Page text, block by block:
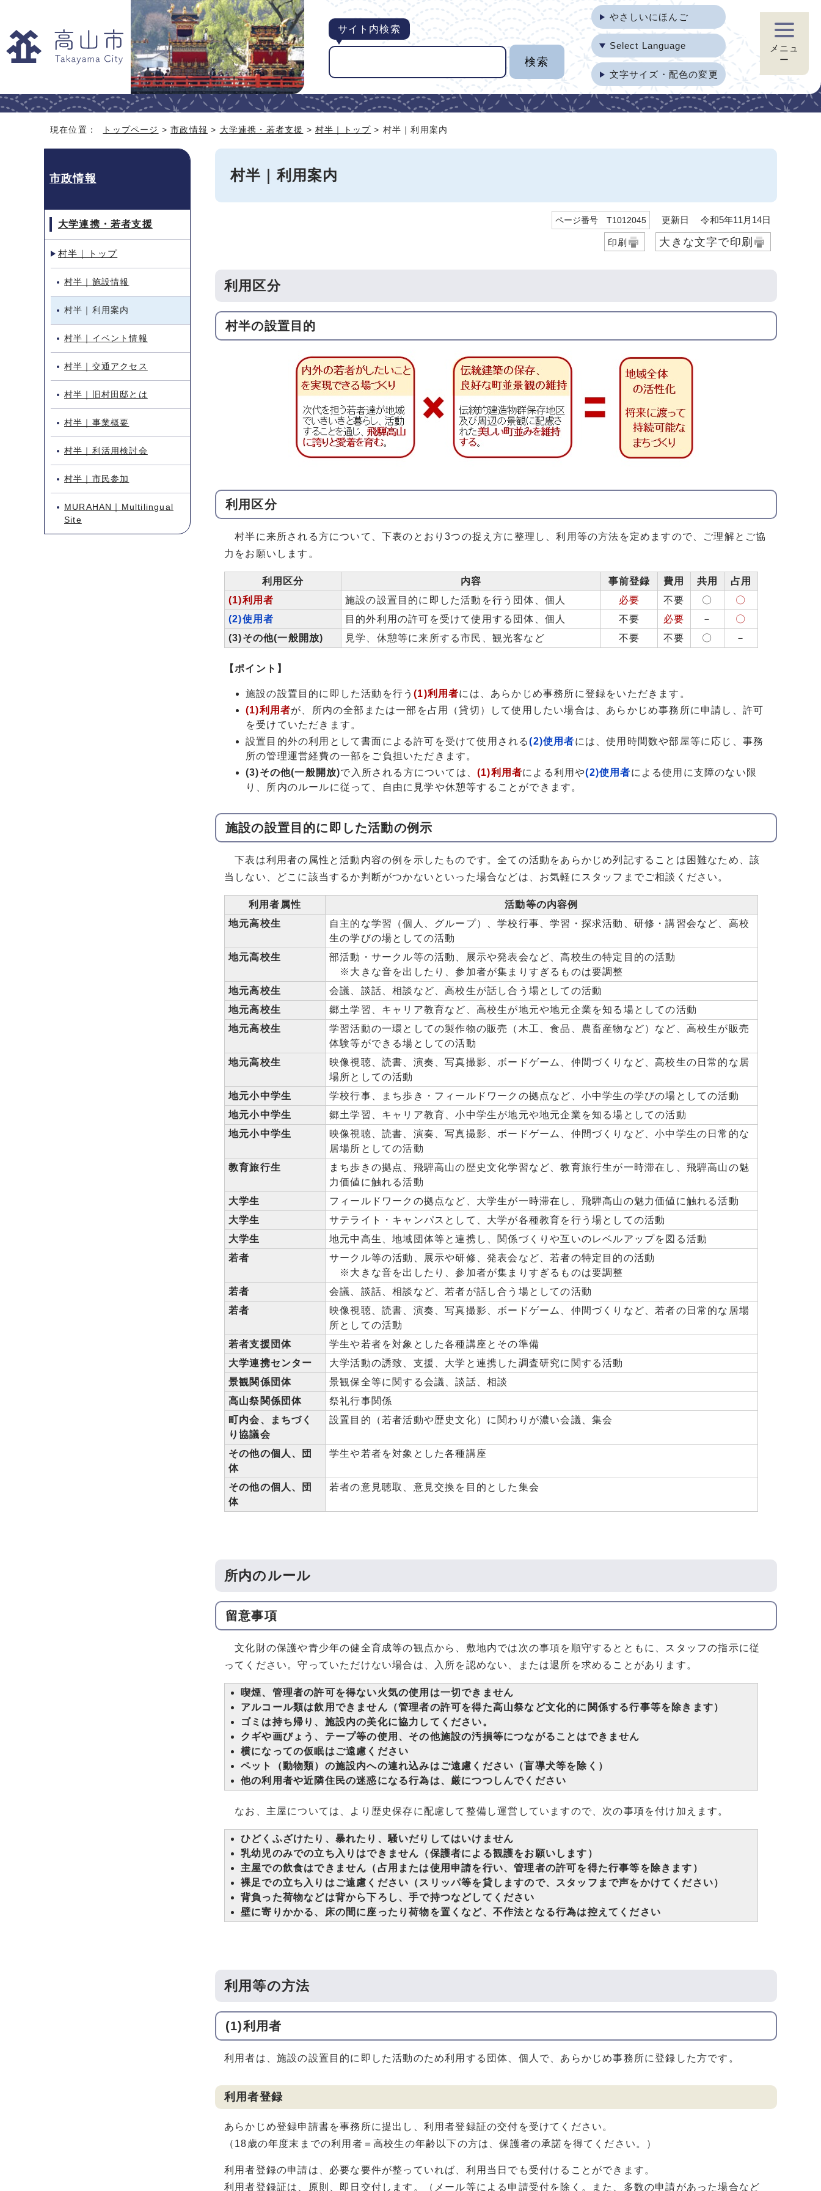
サイト内検索
やさしいにほんご
Select Language
文字サイズ・配色の変更
メニュ
ー
現在位置： トップページ >市政情報 > 大学連携・若者支援 >村半｜トップ > 村半｜利用案内
村半｜利用案内
ページ番号 T1012045 更新日 令和5年11月14日
印刷 大きな文字で印刷
利用区分
村半の設置目的
利用区分
村半に来所される方について、下表のとおり3つの捉え方に整理し、利用等の方法を定めますので、ご理解とご協
力をお願いします。
利用区分 内容 事前登録 費用 共用
占用
(1)利用者
施設の設置目的に即した活動を行う団体、個人 必要 不要 〇
〇
(2)使用者
目的外利用の許可を受けて使用する団体、個人 不要 必要 －
〇
(3)その他(一般開放)
見学、休憩等に来所する市民、観光客など 不要 不要 〇 －
【ポイント】
施設の設置目的に即した活動を行う(1)利用者には、あらかじめ事務所に登録をいただきます。
(1)利用者が、所内の全部または一部を占用（貸切）して使用したい場合は、あらかじめ事務所に申請し、許可
を受けていただきます。
設置目的外の利用として書面による許可を受けて使用される(2)使用者には、使用時間数や部屋等に応じ、事務
所の管理運営経費の一部をご負担いただきます。
(3)その他(一般開放)で入所される方については、(1)利用者による利用や(2)使用者による使用に支障のない限
り、所内のルールに従って、自由に見学や休憩等することができます。
施設の設置目的に即した活動の例示
下表は利用者の属性と活動内容の例を示したものです。全ての活動をあらかじめ列記することは困難なため、該
当しない、どこに該当するか判断がつかないといった場合などは、お気軽にスタッフまでご相談ください。
利用者属性
活動等の内容例
地元高校生
自主的な学習（個人、グループ）、学校行事、学習・探求活動、研修・講習会など、高校
生の学びの場としての活動
地元高校生
部活動・サークル等の活動、展示や発表会など、高校生の特定目的の活動
※大きな音を出したり、参加者が集まりすぎるものは要調整
地元高校生
会議、談話、相談など、高校生が話し合う場としての活動
地元高校生
郷土学習、キャリア教育など、高校生が地元や地元企業を知る場としての活動
地元高校生
学習活動の一環としての製作物の販売（木工、食品、農畜産物など）など、高校生が販売
体験等ができる場としての活動
地元高校生
映像視聴、読書、演奏、写真撮影、ボードゲーム、仲間づくりなど、高校生の日常的な居
場所としての活動
地元小中学生
学校行事、まち歩き・フィールドワークの拠点など、小中学生の学びの場としての活動
地元小中学生
郷土学習、キャリア教育、小中学生が地元や地元企業を知る場としての活動
地元小中学生
映像視聴、読書、演奏、写真撮影、ボードゲーム、仲間づくりなど、小中学生の日常的な
居場所としての活動
教育旅行生
まち歩きの拠点、飛騨高山の歴史文化学習など、教育旅行生が一時滞在し、飛騨高山の魅
力価値に触れる活動
大学生
フィールドワークの拠点など、大学生が一時滞在し、飛騨高山の魅力価値に触れる活動
大学生
サテライト・キャンパスとして、大学が各種教育を行う場としての活動
大学生
地元中高生、地域団体等と連携し、関係づくりや互いのレベルアップを図る活動
若者
サークル等の活動、展示や研修、発表会など、若者の特定目的の活動
※大きな音を出したり、参加者が集まりすぎるものは要調整
若者
会議、談話、相談など、若者が話し合う場としての活動
若者
映像視聴、読書、演奏、写真撮影、ボードゲーム、仲間づくりなど、若者の日常的な居場
所としての活動
若者支援団体
学生や若者を対象とした各種講座とその準備
大学連携センター
大学活動の誘致、支援、大学と連携した調査研究に関する活動
景観関係団体
景観保全等に関する会議、談話、相談
高山祭関係団体
祭礼行事関係
町内会、まちづく
り協議会
設置目的（若者活動や歴史文化）に関わりが濃い会議、集会
その他の個人、団
体
学生や若者を対象とした各種講座
その他の個人、団
体
若者の意見聴取、意見交換を目的とした集会
所内のルール
留意事項
文化財の保護や青少年の健全育成等の観点から、敷地内では次の事項を順守するとともに、スタッフの指示に従
ってください。守っていただけない場合は、入所を認めない、または退所を求めることがあります。
喫煙、管理者の許可を得ない火気の使用は一切できません
アルコール類は飲用できません（管理者の許可を得た高山祭など文化的に関係する行事等を除きます）
ゴミは持ち帰り、施設内の美化に協力してください。
クギや画びょう、テープ等の使用、その他施設の汚損等につながることはできません
横になっての仮眠はご遠慮ください
ペット（動物類）の施設内への連れ込みはご遠慮ください（盲導犬等を除く）
他の利用者や近隣住民の迷惑になる行為は、厳につつしんでください
なお、主屋については、より歴史保存に配慮して整備し運営していますので、次の事項を付け加えます。
ひどくふざけたり、暴れたり、騒いだりしてはいけません
乳幼児のみでの立ち入りはできません（保護者による観護をお願いします）
主屋での飲食はできません（占用または使用申請を行い、管理者の許可を得た行事等を除きます）
裸足での立ち入りはご遠慮ください（スリッパ等を貸しますので、スタッフまで声をかけてください）
背負った荷物などは背から下ろし、手で持つなどしてください
壁に寄りかかる、床の間に座ったり荷物を置くなど、不作法となる行為は控えてください
利用等の方法
(1)利用者
利用者は、施設の設置目的に即した活動のため利用する団体、個人で、あらかじめ事務所に登録した方です。
利用者登録
あらかじめ登録申請書を事務所に提出し、利用者登録証の交付を受けてください。
（18歳の年度末までの利用者＝高校生の年齢以下の方は、保護者の承諾を得てください。）
利用者登録の申請は、必要な要件が整っていれば、利用当日でも受付けることができます。
利用者登録証は、原則、即日交付します。（メール等による申請受付を除く。また、多数の申請があった場合など
市政情報
大学連携・若者支援
村半｜トップ
村半｜施設情報
村半｜利用案内
村半｜イベント情報
村半｜交通アクセス
村半｜旧村田邸とは
村半｜事業概要
村半｜利活用検討会
村半｜市民参加
MURAHAN｜Multilingual
Site